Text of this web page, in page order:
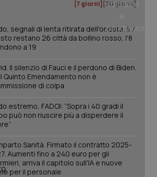
[7 giorni] [30 giorni]
segnali di lenta ritirata dell'ondata: il 7
restano 26 città da bollino rosso, l'8
a 19
Il silenzio di Fauci e il perdono di Biden.
Quinto Emendamento non è
di colpa
estremo, FADOI: “Sopra i 40 gradi il
può non riuscire più a disperdere il
Sanità. Firmato il contratto 2025-
Aumenti fino a 240 euro per gli
arriva il capitolo sull'IA e nuove
per il personale
sites-ironfish-
sites-ironfish-
id
www.quotidianosanita.it
Google LLC
.quotidianosanita.it